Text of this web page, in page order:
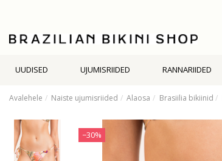
UUDISED UJUMISRIIDED RANNARIIDED
Avalehele Naiste ujumisriided Alaosa Brasiilia bikiinid
−30%